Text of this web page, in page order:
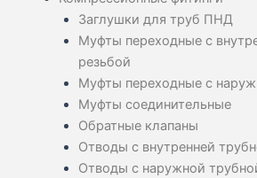
Заглушки для труб ПНД
Муфты переходные с
резьбой
Муфты переходные с
Муфты соединительные
Обратные клапаны
Отводы с внутренней
Отводы с наружной